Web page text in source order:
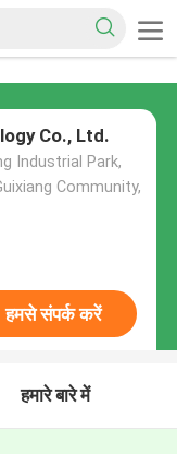
Co., Ltd.
Industrial Park,
Community,
हमसे संपर्क करें
हमारे बारे में